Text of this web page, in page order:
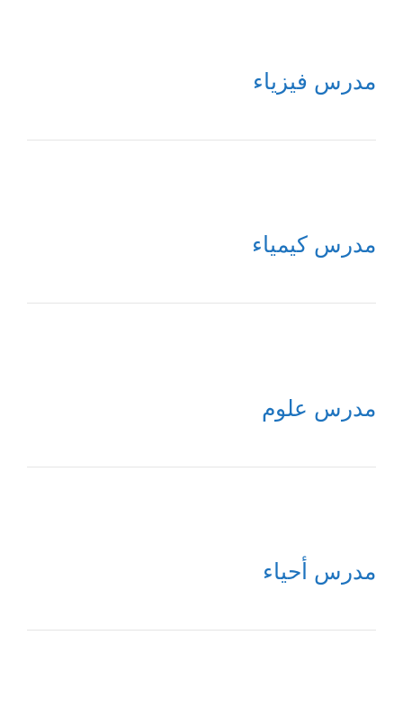
مدرس فيزياء
مدرس كيمياء
مدرس علوم
مدرس أحياء